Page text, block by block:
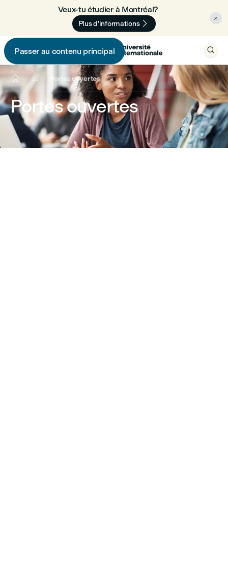
Veux-tu étudier à Montréal? 🇨🇦
Plus d'informations

Passer au contenu principal
 
 ... Portes ouvertes
Portes ouvertes